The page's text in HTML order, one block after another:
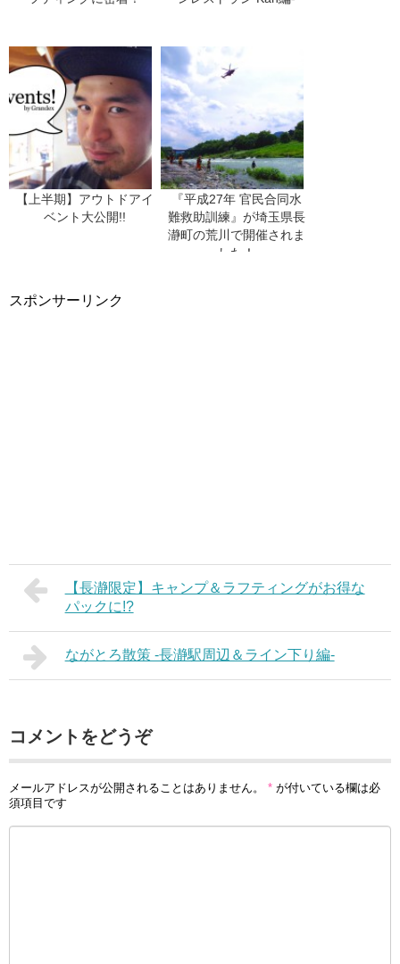
【上半期】アウトドアイ
ベント大公開!!
『平成27年 官民合同水
難救助訓練』が埼玉県長
瀞町の荒川で開催されま
した！
スポンサーリンク
【長瀞限定】キャンプ＆ラフティングがお得な
パックに!?
ながとろ散策 -長瀞駅周辺＆ライン下り編-
コメントをどうぞ
メールアドレスが公開されることはありません。 * が付いている欄は必
須項目です